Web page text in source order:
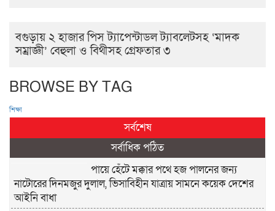
বগুড়ায় ২ হাজার পিস ট্যাপেন্টাডল ট্যাবলেটসহ ‘মাদক
সম্রাজ্ঞী’ বেহুলা ও বিথীসহ গ্রেফতার ৩
BROWSE BY TAG
শিক্ষা
সর্বশেষ
সর্বাধিক পঠিত
পায়ে হেঁটে মক্কার পথে হজ পালনের জন্য
নাটোরের দিনমজুর দুলাল, ভিসাবিহীন যাত্রায় সামনে কয়েক দেশের
আইনি বাধা